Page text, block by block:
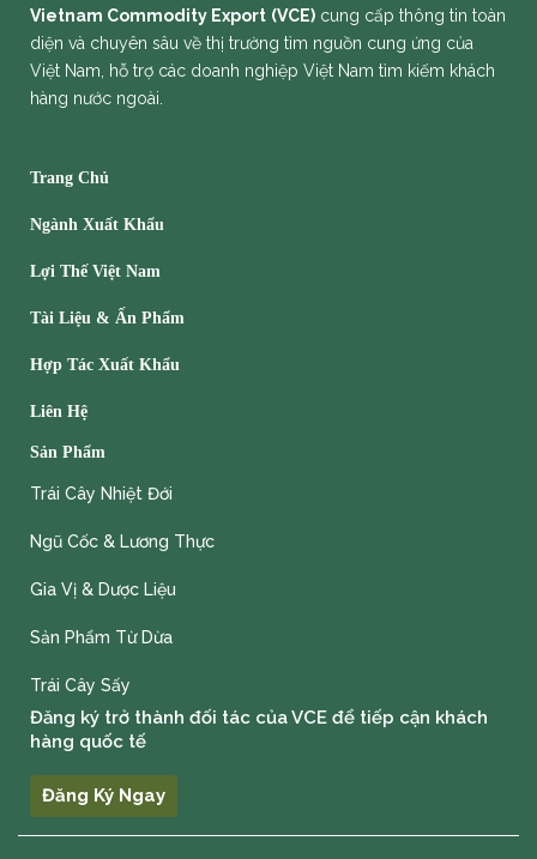
Vietnam Commodity Export (VCE) cung cấp thông tin toàn
diện và chuyên sâu về thị trường tìm nguồn cung ứng của
Việt Nam, hỗ trợ các doanh nghiệp Việt Nam tìm kiếm khách
hàng nước ngoài.
Trang Chủ
Ngành Xuất Khẩu
Lợi Thế Việt Nam
Tài Liệu & Ấn Phẩm
Hợp Tác Xuất Khẩu
Liên Hệ
Sản Phẩm
Trái Cây Nhiệt Đới
Ngũ Cốc & Lương Thực
Gia Vị & Dược Liệu
Sản Phẩm Từ Dừa
Trái Cây Sấy
Đăng ký trở thành đối tác của VCE để tiếp cận khách
hàng quốc tế
Đăng Ký Ngay